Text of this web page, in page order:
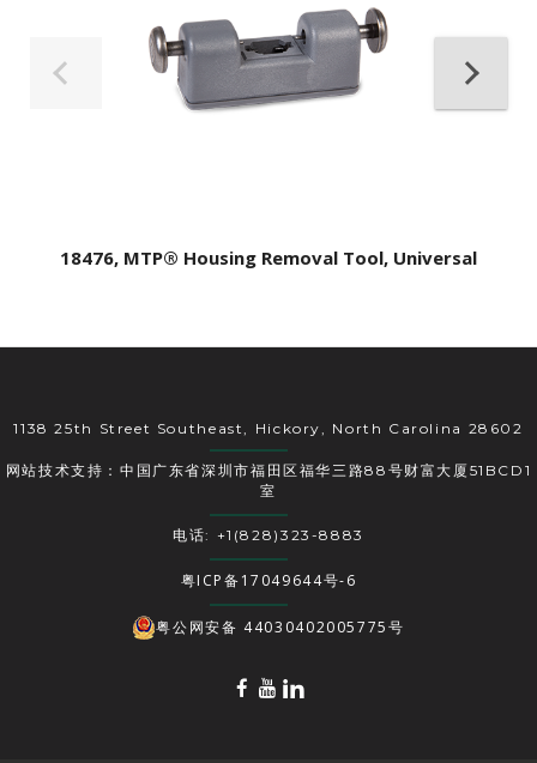
18476, MTP® Housing Removal Tool, Universal
1138 25th Street Southeast, Hickory, North Carolina 28602
网站技术支持：中国广东省深圳市福田区福华三路88号财富大厦51BCD1
室
电话: +1(828)323-8883
粤ICP备17049644号-6
粤公网安备 44030402005775号